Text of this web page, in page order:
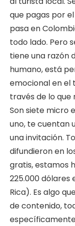
que pagas por
pasa en
todo lado. Pero
tiene una razón
humano, está
emocional en
través de lo que
Son siete micro
uno, te cuentan
una invitación.
difundieron en
gratis, estamos
225.000 dólares
Rica). Es algo
de contenido,